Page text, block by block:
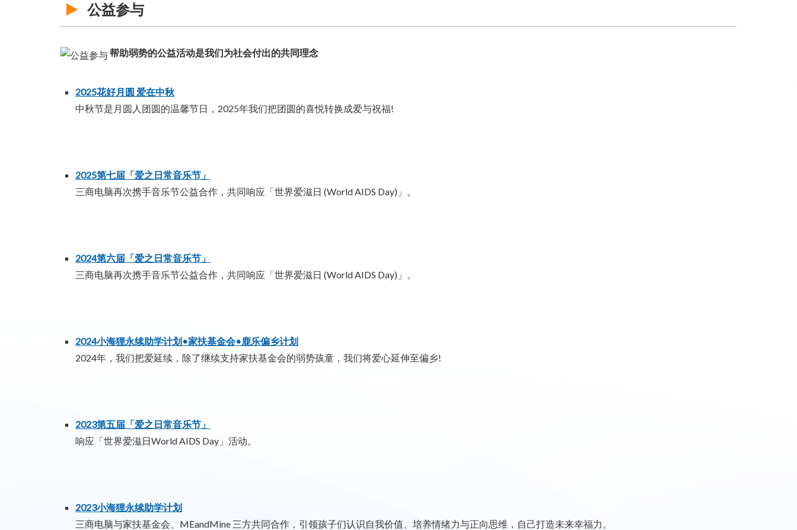
公益参与
帮助弱势的公益活动是我们为社会付出的共同理念
2025花好月圆 爱在中秋
中秋节是月圆人团圆的温馨节日，2025年我们把团圆的喜悦转换成爱与祝福!
2025第七届「爱之日常音乐节」
三商电脑再次携手音乐节公益合作，共同响应「世界爱滋日 (World AIDS Day)」。
2024第六届「爱之日常音乐节」
三商电脑再次携手音乐节公益合作，共同响应「世界爱滋日 (World AIDS Day)」。
2024小海狸永续助学计划•家扶基金会•鹿乐偏乡计划
2024年，我们把爱延续，除了继续支持家扶基金会的弱势孩童，我们将爱心延伸至偏乡!
2023第五届「爱之日常音乐节」
响应「世界爱滋日World AIDS Day」活动。
2023小海狸永续助学计划
三商电脑与家扶基金会、MEandMine 三方共同合作，引领孩子们认识自我价值、培养情绪力与正向思维，自己打造未来幸福力。